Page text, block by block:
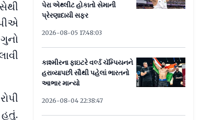
પેરા એથ્લીટ હોકાતો સેમાની
પ્રેરણાદાયી સફર
2026-08-05 17:48:03
કાશ્મીરના ફાઇટરે વર્લ્ડ ચૅમ્પિયનને
હરાવ્યાપછી સૌથી પહેલાં ભારતનો
આભાર માન્યો
2026-08-04 22:38:47